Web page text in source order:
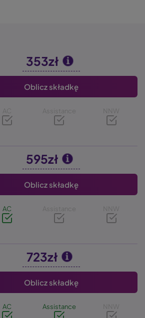
353zł
Oblicz składkę
AC Assistance NNW
595zł
Oblicz składkę
AC Assistance NNW
723zł
Oblicz składkę
AC Assistance NNW